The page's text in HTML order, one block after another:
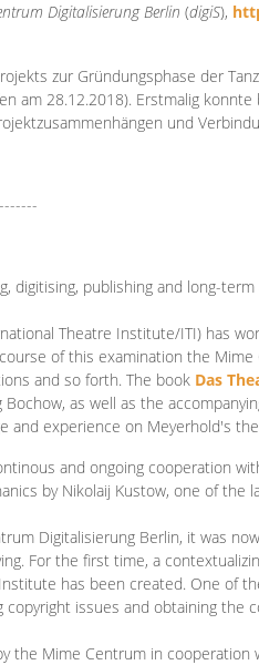
DigitalisierungBerlin (digiS),
zur Gründungsphase der
am 28.12.2018). Erstmalig
und
publishing and long-
Theatre Institute/ITI) has
of this examination the Mime
and so forth. The book Das
as well as the
experience on Meyerhold's
and ongoing cooperation
by Nikolaij Kustow, one of the
Digitalisierung Berlin, it was
For the first time, a
has been created. One of
issues and obtaining the
Mime Centrum in cooperation